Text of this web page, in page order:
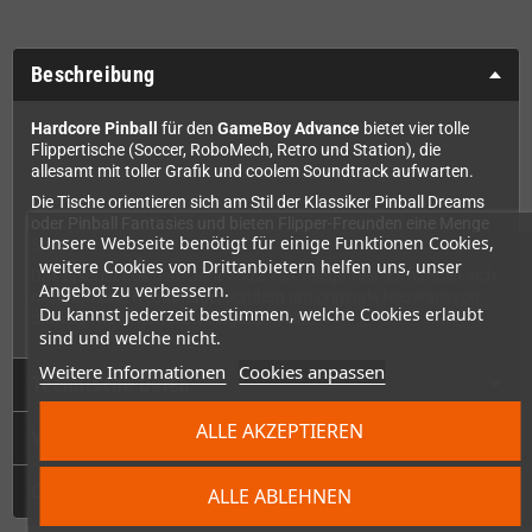
Unsere Webseite benötigt für einige Funktionen Cookies,
weitere Cookies von Drittanbietern helfen uns, unser
Angebot zu verbessern.
Du kannst jederzeit bestimmen, welche Cookies erlaubt
sind und welche nicht.
Weitere Informationen Cookies anpassen
ALLE ABLEHNEN
ALLE AKZEPTIEREN
Beschreibung
Hardcore Pinball für den GameBoy Advance bietet vier tolle
Flippertische (Soccer, RoboMech, Retro und Station), die
allesamt mit toller Grafik und coolem Soundtrack aufwarten.
Die Tische orientieren sich am Stil der Klassiker Pinball Dreams
Spaß.
Das Spiel ist aus dem Jahr 2002 von Telegames. Es handelt sich
nicht um eine Neuauflage, sondern um originale Neuware von
damals - noch komplett eingeschweißt!
Technische Daten